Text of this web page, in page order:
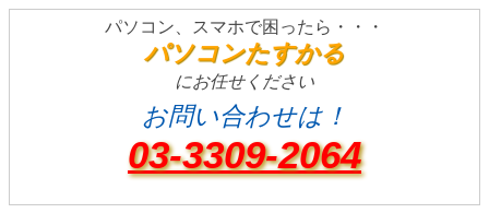
パソコン、スマホで困ったら・・・
パソコンたすかる
にお任せください
お問い合わせは！
03-3309-2064